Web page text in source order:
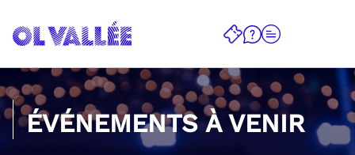
ÉVÉNEMENTS À VENIR